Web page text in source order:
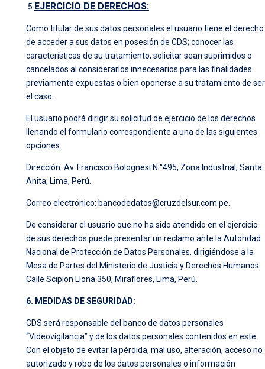
5. EJERCICIO DE DERECHOS:
Como titular de sus datos personales el usuario tiene el derecho
de acceder a sus datos en posesión de CDS; conocer las
características de su tratamiento; solicitar sean suprimidos o
cancelados al considerarlos innecesarios para las finalidades
previamente expuestas o bien oponerse a su tratamiento de ser
el caso.
El usuario podrá dirigir su solicitud de ejercicio de los derechos
llenando el formulario correspondiente a una de las siguientes
opciones:
Dirección: Av. Francisco Bolognesi N.°495, Zona Industrial, Santa
Anita, Lima, Perú.
Correo electrónico: bancodedatos@cruzdelsur.com.pe
De considerar el usuario que no ha sido atendido en el ejercicio
de sus derechos puede presentar un reclamo ante la Autoridad
Nacional de Protección de Datos Personales, dirigiéndose a la
Mesa de Partes del Ministerio de Justicia y Derechos Humanos:
Calle Scipion Llona 350, Miraflores, Lima, Perú.
6. MEDIDAS DE SEGURIDAD:
CDS será responsable del banco de datos personales
“Videovigilancia” y de los datos personales contenidos en este.
Con el objeto de evitar la pérdida, mal uso, alteración, acceso no
autorizado y robo de los datos personales o información